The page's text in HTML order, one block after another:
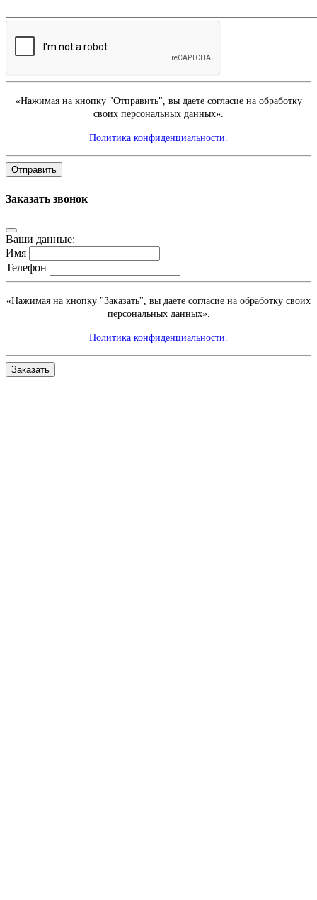
«Нажимая на кнопку "Отправить", вы даете согласие на обработку
своих персональных данных».
Политика конфиденциальности.
Отправить
Заказать звонок
Ваши данные:
Имя
Телефон
«Нажимая на кнопку "Заказать", вы даете согласие на обработку своих
персональных данных».
Политика конфиденциальности.
Заказать